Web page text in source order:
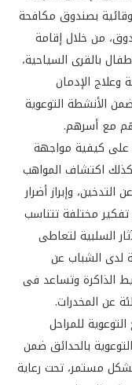
بصندوق مكافحة
من خلال إقامة
بالقرى السياحية،
الإدمان
الأنشطة التوعوية
مع أسرهم.
على كيفية مواجهة
كذلك اكتشاف المواهب
وإبراز أضرار
تفكير مختلفة تتناسب
السلبية لتعاطى
لدى الشباب عن
الذاكرة وتساعد فى
عن المخدرات.
للمراحل
بالحدائق ضمن
مستمر، تحت رعاية